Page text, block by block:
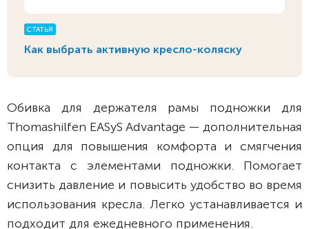
СТАТЬЯ
Как выбрать активную кресло-коляску
Обивка для держателя рамы подножки для
Thomashilfen EASyS Advantage — дополнительная
опция для повышения комфорта и смягчения
контакта с элементами подножки. Помогает
снизить давление и повысить удобство во время
использования кресла. Легко устанавливается и
подходит для ежедневного применения.